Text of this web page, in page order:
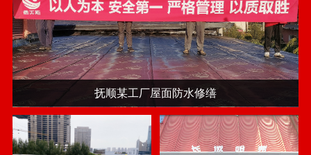
辽宁省博物馆屋面防水